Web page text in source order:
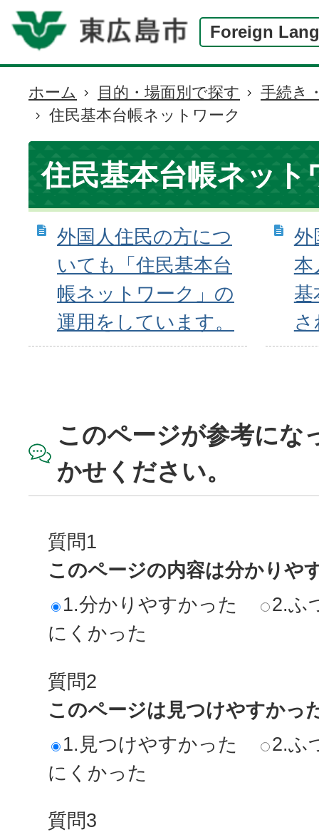
Foreign
現
在
の
置
ホーム 目的・場面別で探す
手続き
住民基本台帳ネットワーク
住民基本台帳ネット
外国人住民の方につ
いても「住民基本台
帳ネットワーク」の
運用をしています。
外
本
基
このページが参考にな
かせください。
質問1
このページの内容は分かりや
1.分かりやすかった
2.ふ
にくかった
質問2
このページは見つけやすかっ
1.見つけやすかった
2.ふ
にくかった
質問3